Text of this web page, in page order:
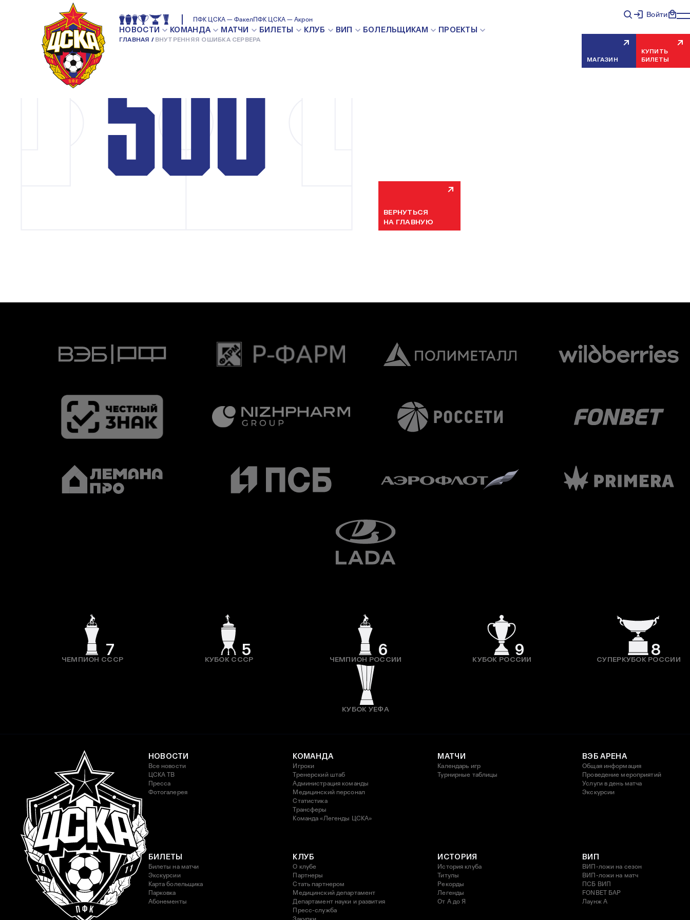
ПФК ЦСКА — ФакелПФК ЦСКА — Акрон
НОВОСТИ КОМАНДА МАТЧИ БИЛЕТЫ КЛУБ ВИП БОЛЕЛЬЩИКАМ ПРОЕКТЫ
ГЛАВНАЯ ВНУТРЕННЯЯ ОШИБКА СЕРВЕРА
Войти
МАГАЗИН
КУПИТЬ
БИЛЕТЫ
ВНУТРЕННЯЯ ОШИБКА СЕРВЕРА
Мы уже устраняем неисправность, попробуйте обновить страницу через
ВЕРНУТЬСЯ
НА ГЛАВНУЮ
7
ЧЕМПИОН СССР
5
КУБОК СССР
6
ЧЕМПИОН РОССИИ
9
КУБОК РОССИИ
8
СУПЕРКУБОК РОССИИ
КУБОК УЕФА
НОВОСТИ
Все новости
ЦСКА ТВ
Пресса
Фотогалерея
КОМАНДА
Игроки
Тренерский штаб
Администрация команды
Медицинский персонал
Статистика
Трансферы
Команда «Легенды ЦСКА»
МАТЧИ
Календарь игр
Турнирные таблицы
ВЭБ АРЕНА
Общая информация
Проведение мероприятий
Услуги в день матча
Экскурсии
БИЛЕТЫ
Билеты на матчи
Экскурсии
Карта болельщика
Парковка
Абонементы
КЛУБ
О клубе
Партнеры
Стать партнером
Медицинский департамент
Департамент науки и развития
Пресс-служба
ИСТОРИЯ
История клуба
Титулы
Рекорды
Легенды
От А до Я
ВИП
ВИП-ложи на сезон
ВИП-ложи на матч
ПСБ ВИП
FONBET БАР
Лаунж A